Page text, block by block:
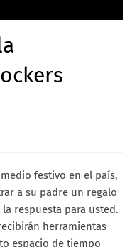
festivo en el país,
a su padre un regalo
respuesta para usted.
herramientas
espacio de tiempo